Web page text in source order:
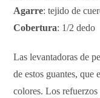
Agarre: tejido de
Cobertura: 1/2 dedo
Las levantadoras de
de estos guantes, que
colores. Los